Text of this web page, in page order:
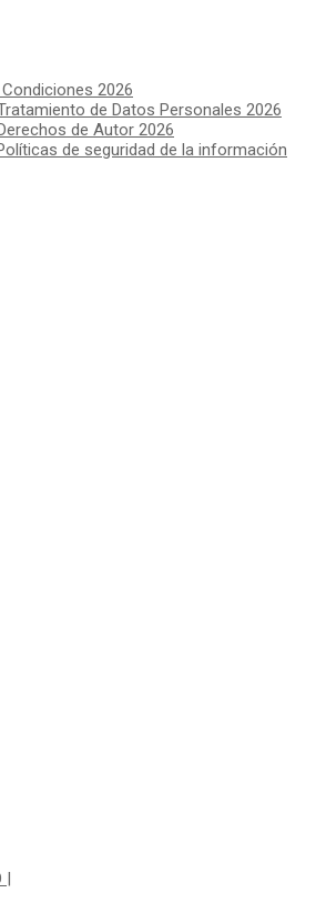
2026
de Datos Personales 2026
de Autor 2026
de seguridad de la información
|